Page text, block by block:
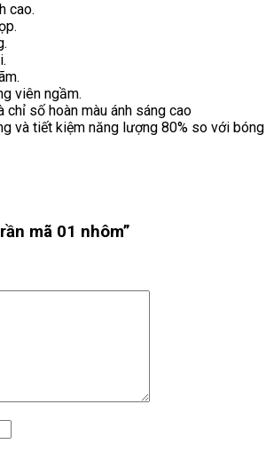
cao.
viên ngầm.
số hoàn màu ánh sáng cao
và tiết kiệm năng lượng 80% so với
mã 01 nhôm”